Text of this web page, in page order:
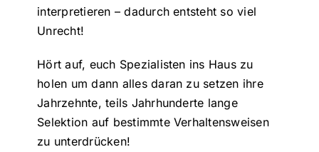
interpretieren – dadurch entsteht so viel
Unrecht!
Hört auf, euch Spezialisten ins Haus zu
holen um dann alles daran zu setzen ihre
Jahrzehnte, teils Jahrhunderte lange
Selektion auf bestimmte Verhaltensweisen
zu unterdrücken!